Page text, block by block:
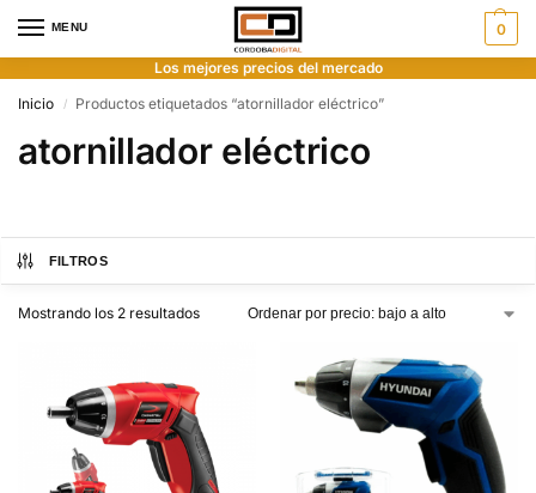
MENU 0
Los mejores precios del mercado
Inicio
/ Productos etiquetados “atornillador eléctrico”
atornillador eléctrico
FILTROS
Mostrando los 2 resultados